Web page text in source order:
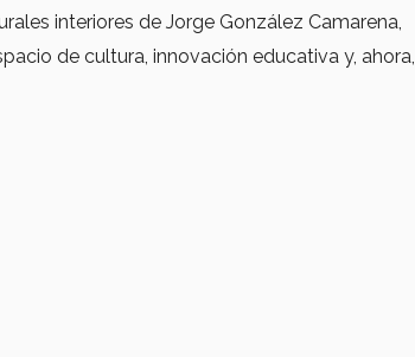
interiores de Jorge González Camarena,
de cultura, innovación educativa y, ahora,